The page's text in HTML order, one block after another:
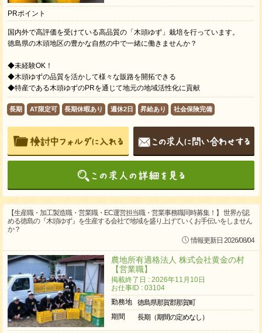
PRポイント
国内外で高評価を受けている高品質の「木頭ゆず」栽培を行っています。
徳島県の木頭地区の豊かな自然の中で一緒に働きませんか？
◆未経験OK！
◆木頭ゆずの品質を活かして様々な販路を開拓できる
◆特産である木頭ゆずのPRを通じて地元の地域活性化に貢献
長期 AT限定可 長期休暇あり 週休2日 昇給あり 社会保険完備
【生産職・加工製造職・営業職・EC運営担当職・営業事務職同時募集！】 世界が認
める徳島の『木頭ゆず』を生産する会社で地域を盛り上げていくお手伝いをしません
か？
情報更新日 2026/08/04
農地所有適格法人 株式会社黄金の村
【営業職】
掲載終了日 : 2026年11月10日
お仕事ID : 03104
勤務地
徳島県那賀郡那賀町
期間
長期（期間の定めなし）